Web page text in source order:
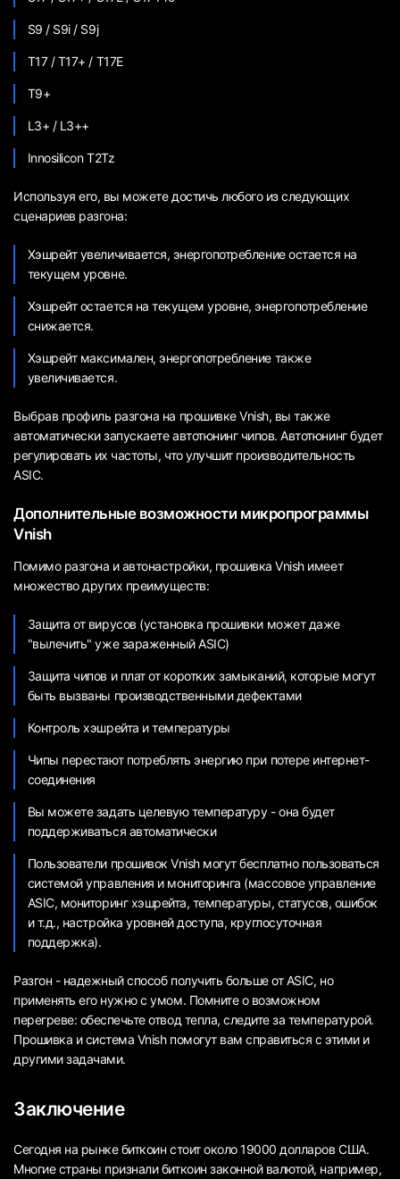
S9 / S9i / S9j
T17 / T17+ / T17E
T9+
L3+ / L3++
Innosilicon T2Tz
Используя его, вы можете достичь любого из следующих
сценариев разгона:
Хэшрейт увеличивается, энергопотребление остается на
текущем уровне.
Хэшрейт остается на текущем уровне, энергопотребление
снижается.
Хэшрейт максимален, энергопотребление также
увеличивается.
Выбрав профиль разгона на прошивке Vnish, вы также
автоматически запускаете автотюнинг чипов. Автотюнинг будет
регулировать их частоты, что улучшит производительность
ASIC.
Дополнительные возможности микропрограммы
Vnish
Помимо разгона и автонастройки, прошивка Vnish имеет
множество других преимуществ:
Защита от вирусов (установка прошивки может даже
"вылечить" уже зараженный ASIC)
Защита чипов и плат от коротких замыканий, которые могут
быть вызваны производственными дефектами
Контроль хэшрейта и температуры
Чипы перестают потреблять энергию при потере интернет-
соединения
Вы можете задать целевую температуру - она будет
поддерживаться автоматически
Пользователи прошивок Vnish могут бесплатно пользоваться
системой управления и мониторинга (массовое управление
ASIC, мониторинг хэшрейта, температуры, статусов, ошибок
и т.д., настройка уровней доступа, круглосуточная
поддержка).
Разгон - надежный способ получить больше от ASIC, но
применять его нужно с умом. Помните о возможном
перегреве: обеспечьте отвод тепла, следите за температурой.
Прошивка и система Vnish помогут вам справиться с этими и
другими задачами.
Заключение
Сегодня на рынке биткоин стоит около 19000 долларов США.
Многие страны признали биткоин законной валютой, например,